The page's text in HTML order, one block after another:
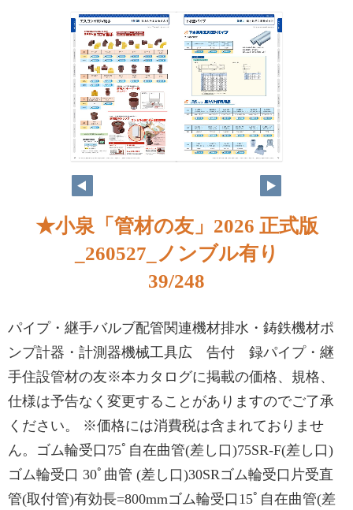
★小泉「管材の友」2026 正式版
_260527_ノンブル有り
39/248
パイプ・継手バルブ配管関連機材排水・鋳鉄機材ポ
ンプ計器・計測器機械工具広 告付 録パイプ・継
手住設管材の友※本カタログに掲載の価格、規格、
仕様は予告なく変更することがありますのでご了承
ください。 ※価格には消費税は含まれておりませ
ん。ゴム輪受⼝75ﾟ⾃在曲管(差し⼝)75SR-F(差し⼝)
ゴム輪受⼝ 30ﾟ曲管 (差し⼝)30SRゴム輪受⼝⽚受直
管(取付管)有効⻑=800mmゴム輪受⼝15ﾟ⾃在曲管(差